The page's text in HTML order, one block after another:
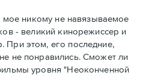
мое никому не навязываемое
- великий кинорежиссер и
При этом, его последние,
не понравились. Сможет ли
уровня "Неоконченной